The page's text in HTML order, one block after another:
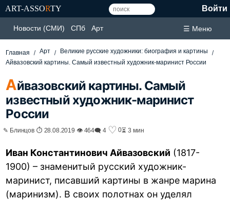
ART-ASSORTY Войти
Новости (СМИ) СПб Арт ☰ Меню
Главная Арт
Великие русские художники: биография и картины
Айвазовский картины. Самый известный художник-маринист России
Айвазовский картины. Самый
известный художник-маринист
России
✎ Блинцов ⏱ 28.08.2019 👁 464🗨 4 ♡ 0⏳ 3 мин
Иван Константинович Айвазовский (1817-
1900) – знаменитый русский художник-
маринист, писавший картины в жанре марина
(маринизм). В своих полотнах он уделял